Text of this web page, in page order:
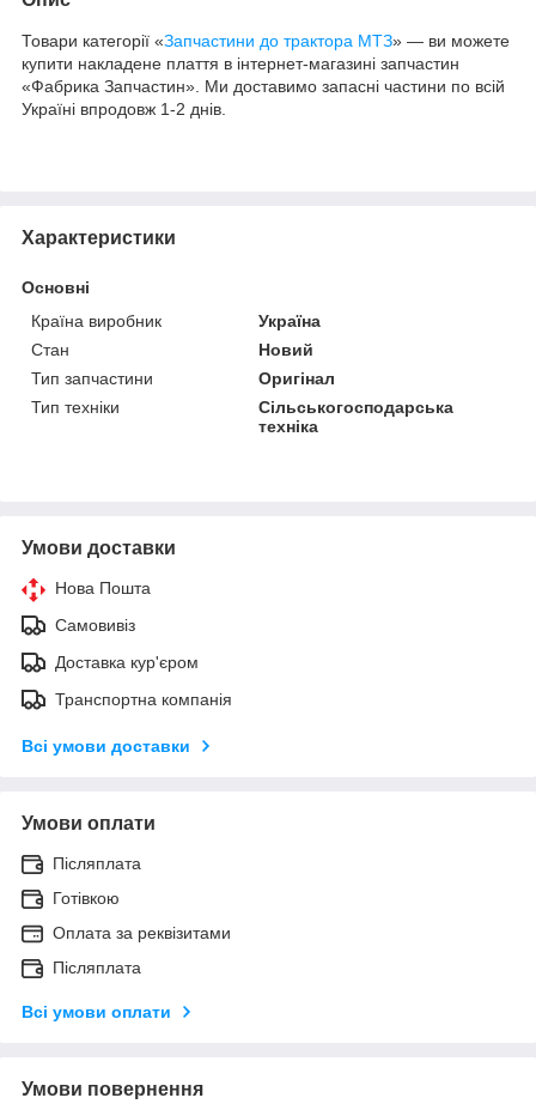
Товари категорії «Запчастини до трактора МТЗ» — ви можете
купити накладене плаття в інтернет-магазині запчастин
«Фабрика Запчастин». Ми доставимо запасні частини по всій
Україні впродовж 1-2 днів.
Характеристики
Основні
Країна виробник
Україна
Стан
Новий
Тип запчастини
Оригінал
Тип техніки
Сільськогосподарська
техніка
Умови доставки
Нова Пошта
Самовивіз
Доставка кур'єром
Транспортна компанія
Всі умови доставки
Умови оплати
Післяплата
Готівкою
Оплата за реквізитами
Післяплата
Всі умови оплати
Умови повернення